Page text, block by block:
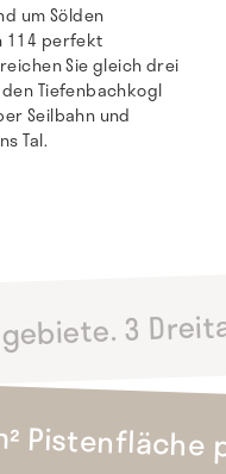
um Sölden
114 perfekt
Sie gleich drei
Tiefenbachkogl
Seilbahn und
Tal.
3
Pistenfläche